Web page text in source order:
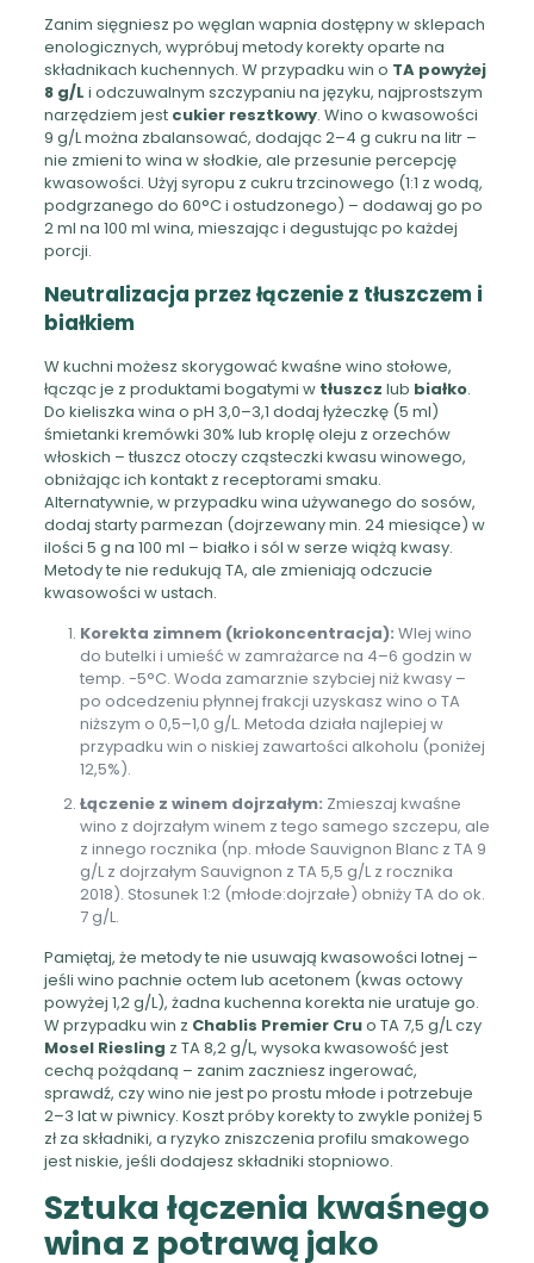
Zanim sięgniesz po węglan wapnia dostępny w sklepach
enologicznych, wypróbuj metody korekty oparte na
składnikach kuchennych. W przypadku win o TA powyżej
8 g/L i odczuwalnym szczypaniu na języku, najprostszym
narzędziem jest cukier resztkowy. Wino o kwasowości
9 g/L można zbalansować, dodając 2–4 g cukru na litr –
nie zmieni to wina w słodkie, ale przesunie percepcję
kwasowości. Użyj syropu z cukru trzcinowego (1:1 z wodą,
podgrzanego do 60°C i ostudzonego) – dodawaj go po
2 ml na 100 ml wina, mieszając i degustując po każdej
porcji.
Neutralizacja przez łączenie z tłuszczem i
białkiem
W kuchni możesz skorygować kwaśne wino stołowe,
łącząc je z produktami bogatymi w tłuszcz lub białko.
Do kieliszka wina o pH 3,0–3,1 dodaj łyżeczkę (5 ml)
śmietanki kremówki 30% lub kroplę oleju z orzechów
włoskich – tłuszcz otoczy cząsteczki kwasu winowego,
obniżając ich kontakt z receptorami smaku.
Alternatywnie, w przypadku wina używanego do sosów,
dodaj starty parmezan (dojrzewany min. 24 miesiące) w
ilości 5 g na 100 ml – białko i sól w serze wiążą kwasy.
Metody te nie redukują TA, ale zmieniają odczucie
kwasowości w ustach.
Korekta zimnem (kriokoncentracja): Wlej wino
do butelki i umieść w zamrażarce na 4–6 godzin w
temp. -5°C. Woda zamarznie szybciej niż kwasy –
po odcedzeniu płynnej frakcji uzyskasz wino o TA
niższym o 0,5–1,0 g/L. Metoda działa najlepiej w
przypadku win o niskiej zawartości alkoholu (poniżej
12,5%).
Łączenie z winem dojrzałym: Zmieszaj kwaśne
wino z dojrzałym winem z tego samego szczepu, ale
z innego rocznika (np. młode Sauvignon Blanc z TA 9
g/L z dojrzałym Sauvignon z TA 5,5 g/L z rocznika
2018). Stosunek 1:2 (młode:dojrzałe) obniży TA do ok.
7 g/L.
Pamiętaj, że metody te nie usuwają kwasowości lotnej –
jeśli wino pachnie octem lub acetonem (kwas octowy
powyżej 1,2 g/L), żadna kuchenna korekta nie uratuje go.
W przypadku win z Chablis Premier Cruo TA 7,5 g/L czy
Mosel Riesling z TA 8,2 g/L, wysoka kwasowość jest
cechą pożądaną – zanim zaczniesz ingerować,
sprawdź, czy wino nie jest po prostu młode i potrzebuje
2–3 lat w piwnicy. Koszt próby korekty to zwykle poniżej 5
zł za składniki, a ryzyko zniszczenia profilu smakowego
jest niskie, jeśli dodajesz składniki stopniowo.
Sztuka łączenia kwaśnego
wina z potrawą jako